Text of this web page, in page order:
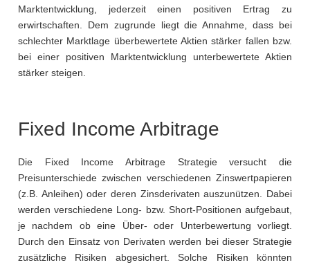
Marktentwicklung, jederzeit einen positiven Ertrag zu
erwirtschaften. Dem zugrunde liegt die Annahme, dass bei
schlechter Marktlage überbewertete Aktien stärker fallen bzw.
bei einer positiven Marktentwicklung unterbewertete Aktien
stärker steigen.
Fixed Income Arbitrage
Die Fixed Income Arbitrage Strategie versucht die
Preisunterschiede zwischen verschiedenen Zinswertpapieren
(z.B. Anleihen) oder deren Zinsderivaten auszunützen. Dabei
werden verschiedene Long- bzw. Short-Positionen aufgebaut,
je nachdem ob eine Über- oder Unterbewertung vorliegt.
Durch den Einsatz von Derivaten werden bei dieser Strategie
zusätzliche Risiken abgesichert. Solche Risiken könnten